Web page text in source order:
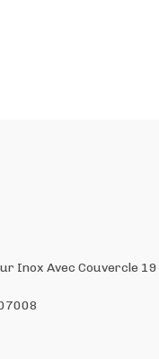
Inox Avec Couvercle 19